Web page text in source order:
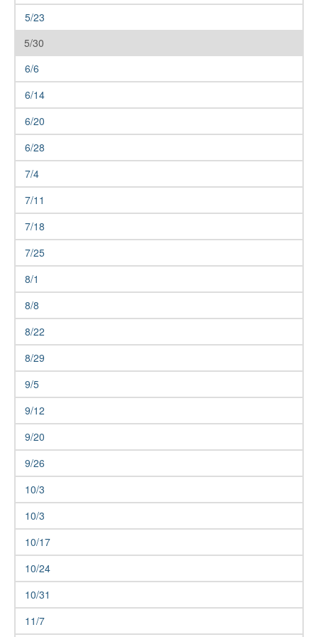
5/23
5/30
6/6
6/14
6/20
6/28
7/4
7/11
7/18
7/25
8/1
8/8
8/22
8/29
9/5
9/12
9/20
9/26
10/3
10/3
10/17
10/24
10/31
11/7